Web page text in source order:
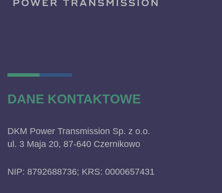
DANE KONTAKTOWE
DKM Power Transmission Sp. z o.o.
ul. 3 Maja 20, 87-640 Czernikowo
NIP: 8792688736; KRS: 0000657431